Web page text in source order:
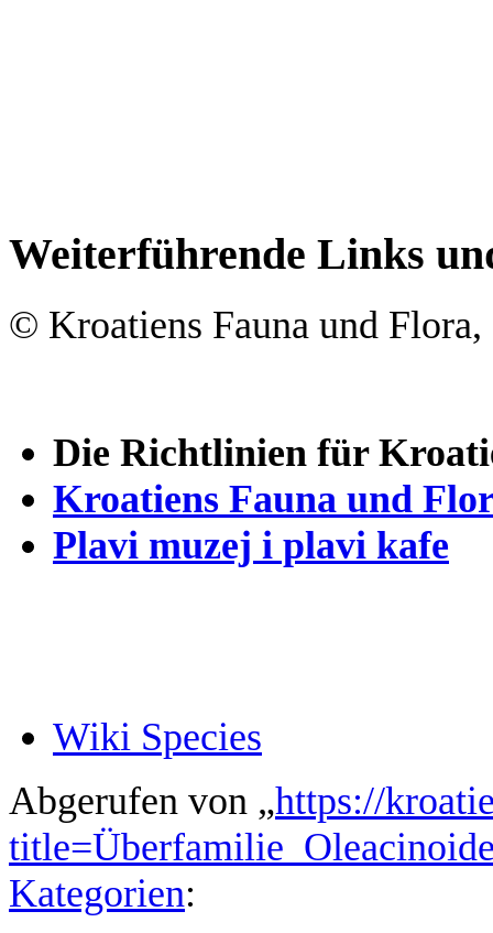
Weiterführende Links
© Kroatiens Fauna und
Die Richtlinien für
Kroatiens Fauna und
Plavi muzej i plavi kafe
Wiki Species
Abgerufen von „https://
Kategorien: